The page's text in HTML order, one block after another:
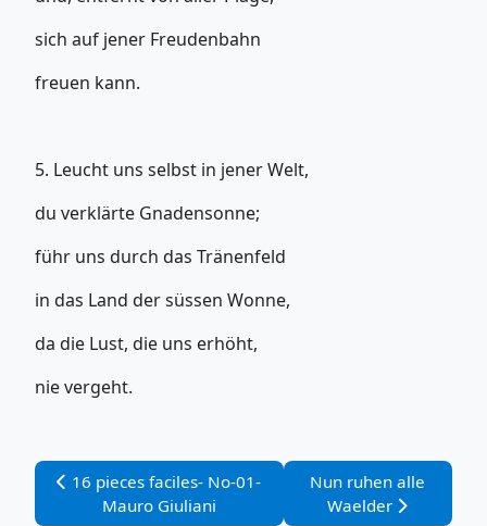
sich auf jener Freudenbahn
freuen kann.
5. Leucht uns selbst in jener Welt,
du verklärte Gnadensonne;
führ uns durch das Tränenfeld
in das Land der süssen Wonne,
da die Lust, die uns erhöht,
nie vergeht.
Vorheriger Beitrag: 16 pieces faciles- No-01-Mauro
16 pieces faciles- No-01-
Mauro Giuliani
Nächster Beitrag:
Nun ruhen alle
Waelder